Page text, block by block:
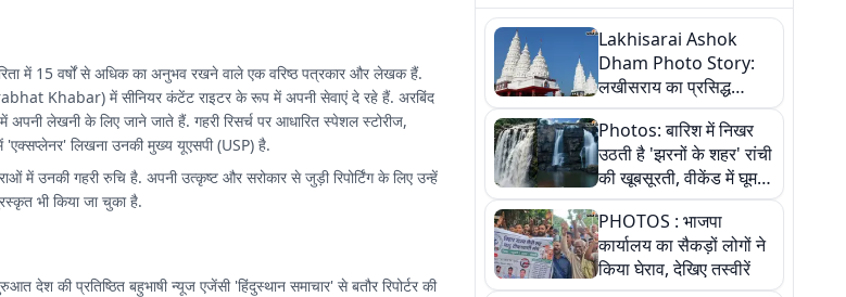
में 15 वर्षों से अधिक का अनुभव रखने वाले एक वरिष्ठ पत्रकार और लेखक हैं.
Khabar) में सीनियर कंटेंट राइटर के रूप में अपनी सेवाएं दे रहे हैं. अरबिंद
लेखनी के लिए जाने जाते हैं. गहरी रिसर्च पर आधारित स्पेशल स्टोरीज,
में 'एक्सप्लेनर' लिखना उनकी मुख्य यूएसपी (USP) है.
में उनकी गहरी रुचि है. अपनी उत्कृष्ट और सरोकार से जुड़ी रिपोर्टिंग के लिए उन्हें
भी किया जा चुका है.
देश की प्रतिष्ठित बहुभाषी न्यूज एजेंसी 'हिंदुस्थान समाचार' से बतौर रिपोर्टर की
Lakhisarai Ashok
Dham Photo Story:
लखीसराय का प्रसिद्ध
अशोक धाम—आस्था,
श्रृंगार, अनुष्ठान और
अलौकिक संध्या आरती के
विहंगम दृश्य
Photos: बारिश में निखर
उठती है 'झरनों के शहर' रांची
की खूबसूरती, वीकेंड में घूम
आएं ये 5 वादियां
PHOTOS : भाजपा
कार्यालय का सैकड़ों लोगों ने
किया घेराव, देखिए तस्वीरें